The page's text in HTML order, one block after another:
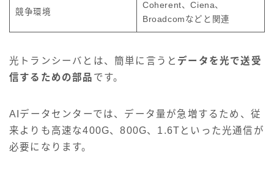
競争環境
Coherent、Ciena、
Broadcomなどと関連
光トランシーバとは、簡単に言うと データを光で送受
信するための部品 です。
AIデータセンターでは、データ量が急増するため、従
来よりも高速な400G、800G、1.6Tといった光通信が
必要になります。